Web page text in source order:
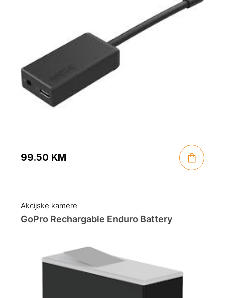
99.50 KM
Akcijske kamere
GoPro Rechargable Enduro Battery